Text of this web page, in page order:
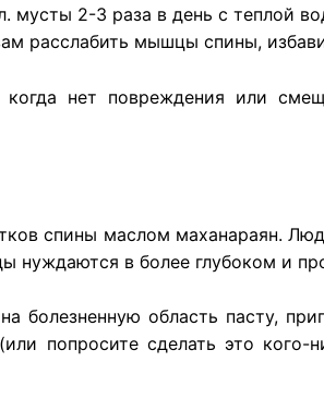
2-3 раза в день с теплой
расслабить мышцы спины,
нет повреждения или
спины маслом маханараян.
нуждаются в более глубоком и
болезненную область пасту,
попросите сделать это